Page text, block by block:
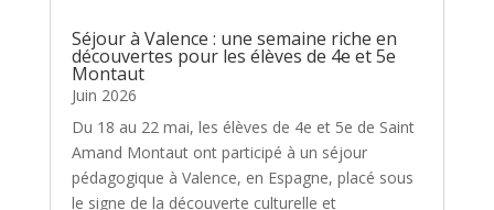
Séjour à Valence : une semaine riche en
découvertes pour les élèves de 4e et 5e
Montaut
Juin 2026
Du 18 au 22 mai, les élèves de 4e et 5e de Saint
Amand Montaut ont participé à un séjour
pédagogique à Valence, en Espagne, placé sous
le signe de la découverte culturelle et